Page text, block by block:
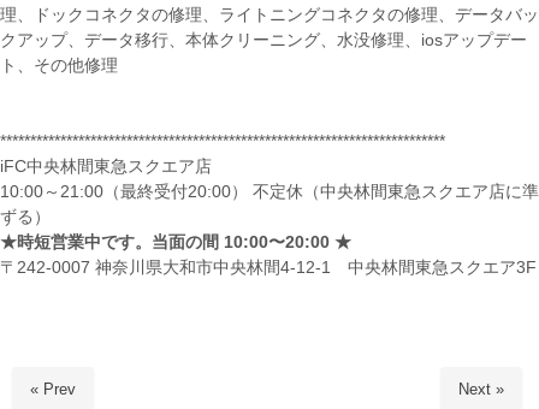
理、ドックコネクタの修理、ライトニングコネクタの修理、データバッ
クアップ、データ移行、本体クリーニング、水没修理、iosアップデー
ト、その他修理
**************************************************************************
iFC中央林間東急スクエア店
10:00～21:00（最終受付20:00） 不定休（中央林間東急スクエア店に準
ずる）
★時短営業中です。当面の間 10:00〜20:00 ★
〒242-0007 神奈川県大和市中央林間4-12-1 中央林間東急スクエア3F
« Prev Next »